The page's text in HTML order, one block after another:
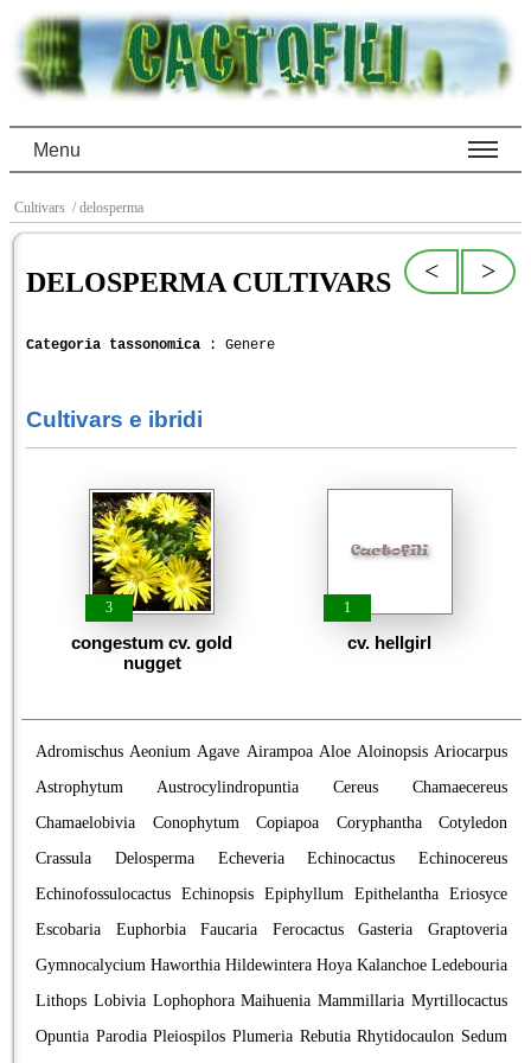
Menu
Cultivars / delosperma
>
<
DELOSPERMA CULTIVARS
Categoria tassonomica : Genere
Cultivars e ibridi
3
congestum cv. gold
nugget
1
cv. hellgirl
Adromischus Aeonium Agave Airampoa Aloe Aloinopsis Ariocarpus
Astrophytum
Austrocylindropuntia Cereus
Chamaecereus
Chamaelobivia
Conophytum Copiapoa Coryphantha
Cotyledon
Crassula
Delosperma Echeveria Echinocactus
Echinocereus
Echinofossulocactus Echinopsis Epiphyllum Epithelantha Eriosyce
Escobaria
Euphorbia Faucaria Ferocactus Gasteria
Graptoveria
Gymnocalycium Haworthia Hildewintera Hoya Kalanchoe Ledebouria
Lithops Lobivia Lophophora Maihuenia Mammillaria Myrtillocactus
Opuntia Parodia Pleiospilos Plumeria Rebutia Rhytidocaulon Sedum